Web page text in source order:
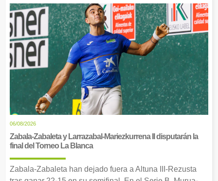
06/08/2026
Zabala-Zabaleta y Larrazabal-Mariezkurrena II disputarán la
final del Torneo La Blanca
Zabala-Zabaleta han dejado fuera a Altuna III-Rezusta